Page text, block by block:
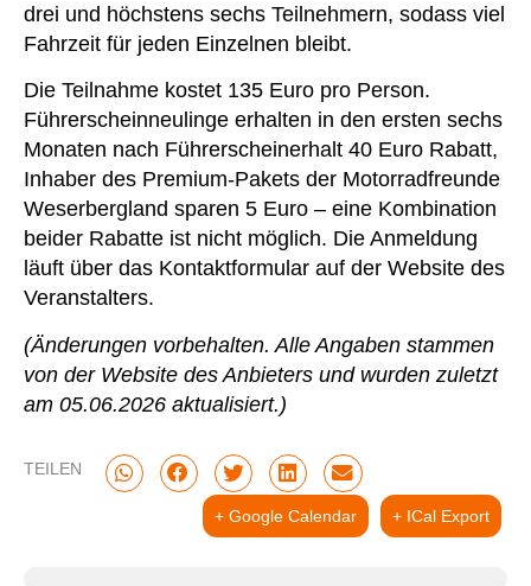
drei und höchstens sechs Teilnehmern, sodass viel
Fahrzeit für jeden Einzelnen bleibt.
Die Teilnahme kostet 135 Euro pro Person.
Führerscheinneulinge erhalten in den ersten sechs
Monaten nach Führerscheinerhalt 40 Euro Rabatt,
Inhaber des Premium-Pakets der Motorradfreunde
Weserbergland sparen 5 Euro – eine Kombination
beider Rabatte ist nicht möglich. Die Anmeldung
läuft über das Kontaktformular auf der Website des
Veranstalters.
(Änderungen vorbehalten. Alle Angaben stammen
von der Website des Anbieters und wurden zuletzt
am 05.06.2026 aktualisiert.)
TEILEN
+ Google Calendar + ICal Export